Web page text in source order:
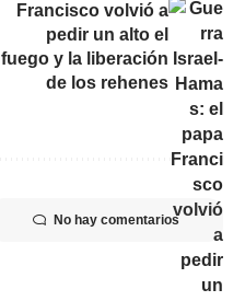
Francisco volvió a
pedir un alto el
fuego y la liberación
de los rehenes
No hay comentarios